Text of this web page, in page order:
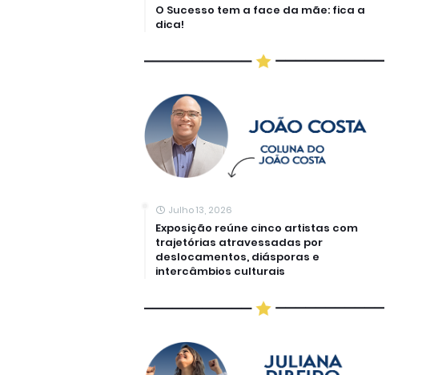
O Sucesso tem a face da mãe: fica a
dica!
Julho 13, 2026
Exposição reúne cinco artistas com
trajetórias atravessadas por
deslocamentos, diásporas e
intercâmbios culturais